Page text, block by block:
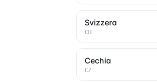
Svizzera
CH
Cechia
CZ